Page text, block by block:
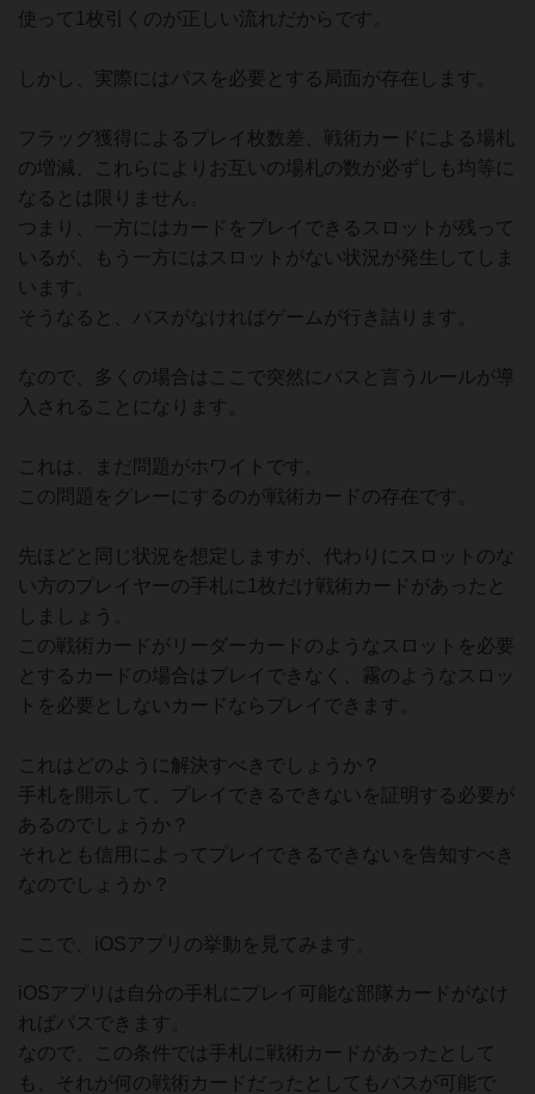
使って1枚引くのが正しい流れだからです。
しかし、実際にはパスを必要とする局面が存在します。
フラッグ獲得によるプレイ枚数差、戦術カードによる場札
の増減、これらによりお互いの場札の数が必ずしも均等に
なるとは限りません。
つまり、一方にはカードをプレイできるスロットが残って
いるが、もう一方にはスロットがない状況が発生してしま
います。
そうなると、パスがなければゲームが行き詰ります。
なので、多くの場合はここで突然にパスと言うルールが導
入されることになります。
これは、まだ問題がホワイトです。
この問題をグレーにするのが戦術カードの存在です。
先ほどと同じ状況を想定しますが、代わりにスロットのな
い方のプレイヤーの手札に1枚だけ戦術カードがあったと
しましょう。
この戦術カードがリーダーカードのようなスロットを必要
とするカードの場合はプレイできなく、霧のようなスロッ
トを必要としないカードならプレイできます。
これはどのように解決すべきでしょうか？
手札を開示して、プレイできるできないを証明する必要が
あるのでしょうか？
それとも信用によってプレイできるできないを告知すべき
なのでしょうか？
ここで、iOSアプリの挙動を見てみます。
iOSアプリは自分の手札にプレイ可能な部隊カードがなけ
ればパスできます。
なので、この条件では手札に戦術カードがあったとして
も、それが何の戦術カードだったとしてもパスが可能で